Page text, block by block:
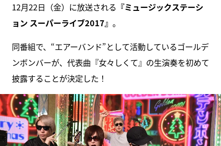
12月22日（金）に放送される 『ミュージックステーシ
ョン スーパーライブ2017』 。
同番組で、“エアーバンド”として活動しているゴールデ
ンボンバーが、代表曲『女々しくて』の生演奏を初めて
披露することが決定した！